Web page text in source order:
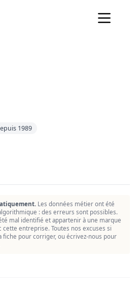
1989
Les données métier ont été
: des erreurs sont possibles.
mal identifié et appartenir à une marque
cette entreprise. Toutes nos excuses si
fiche pour corriger, ou écrivez-nous pour